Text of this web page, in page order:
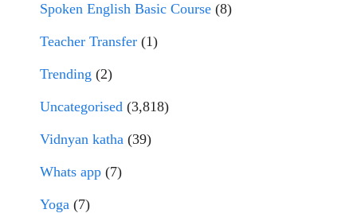
Spoken English Basic Course (8)
Teacher Transfer (1)
Trending (2)
Uncategorised (3,818)
Vidnyan katha (39)
Whats app (7)
Yoga (7)